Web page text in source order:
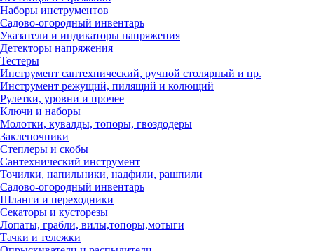
Наборы инструментов
Садово-огородный инвентарь
Указатели и индикаторы напряжения
Детекторы напряжения
Тестеры
Инструмент сантехнический, ручной столярный и пр.
Инструмент режущий, пилящий и колющий
Рулетки, уровни и прочее
Ключи и наборы
Молотки, кувалды, топоры, гвоздодеры
Заклепочники
Степлеры и скобы
Сантехнический инструмент
Точилки, напильники, надфили, рашпили
Садово-огородный инвентарь
Шланги и переходники
Секаторы и кусторезы
Лопаты, грабли, вилы,топоры,мотыги
Тачки и тележки